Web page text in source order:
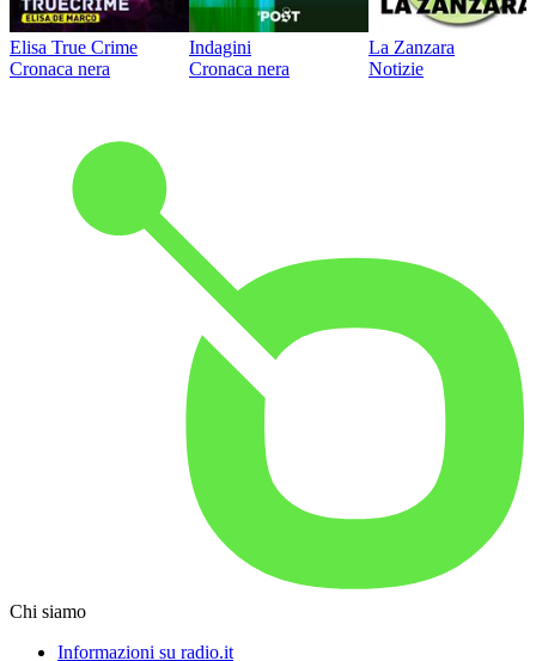
Elisa True Crime
Cronaca nera
Indagini
Cronaca nera
La Zanzara
Notizie
Chi siamo
Informazioni su radio.it